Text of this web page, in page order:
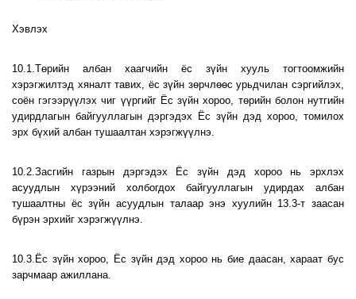
Хэвлэх
10.1.Төрийн албан хаагчийн ёс зүйн хууль тогтоомжийн
хэрэгжилтэд хяналт тавих, ёс зүйн зөрчлөөс урьдчилан сэргийлэх,
соён гэгээрүүлэх чиг үүргийг Ёс зүйн хороо, төрийн болон нутгийн
удирдлагын байгууллагын дэргэдэх Ёс зүйн дэд хороо, томилох
эрх бүхий албан тушаалтан хэрэгжүүлнэ.
10.2.Засгийн газрын дэргэдэх Ёс зүйн дэд хороо нь эрхлэх
асуудлын хүрээний холбогдох байгууллагын удирдах албан
тушаалтны ёс зүйн асуудлын талаар энэ хуулийн 13.3-т заасан
бүрэн эрхийг хэрэгжүүлнэ.
10.3.Ёс зүйн хороо, Ёс зүйн дэд хороо нь бие даасан, хараат бус
зарчмаар ажиллана.